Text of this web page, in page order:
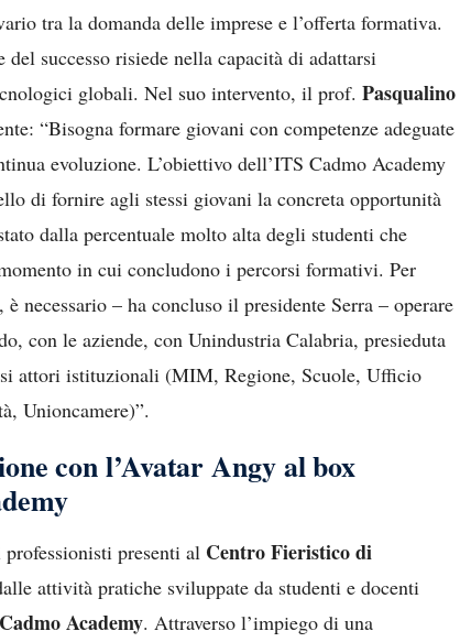
tra la domanda delle imprese e l’offerta formativa.
successo risiede nella capacità di adattarsi
globali. Nel suo intervento, il prof. Pasqualino
“Bisogna formare giovani con competenze adeguate
evoluzione. L’obiettivo dell’ITS Cadmo Academy
di fornire agli stessi giovani la concreta opportunità
dalla percentuale molto alta degli studenti che
in cui concludono i percorsi formativi. Per
necessario – ha concluso il presidente Serra – operare
con le aziende, con Unindustria Calabria, presieduta
attori istituzionali (MIM, Regione, Scuole, Ufficio
Unioncamere)”.
con l’Avatar Angy al box
presenti al Centro Fieristico di
attività pratiche sviluppate da studenti e docenti
Academy. Attraverso l’impiego di una